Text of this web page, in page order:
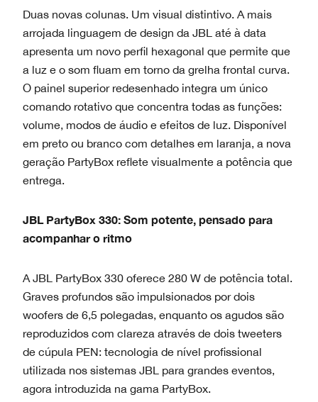
Duas novas colunas. Um visual distintivo. A mais
arrojada linguagem de design da JBL até à data
apresenta um novo perfil hexagonal que permite que
a luz e o som fluam em torno da grelha frontal curva.
O painel superior redesenhado integra um único
comando rotativo que concentra todas as funções:
volume, modos de áudio e efeitos de luz. Disponível
em preto ou branco com detalhes em laranja, a nova
geração PartyBox reflete visualmente a potência que
entrega.
JBL PartyBox 330: Som potente, pensado para
acompanhar o ritmo
A JBL PartyBox 330 oferece 280 W de potência total.
Graves profundos são impulsionados por dois
woofers de 6,5 polegadas, enquanto os agudos são
reproduzidos com clareza através de dois tweeters
de cúpula PEN: tecnologia de nível profissional
utilizada nos sistemas JBL para grandes eventos,
agora introduzida na gama PartyBox.